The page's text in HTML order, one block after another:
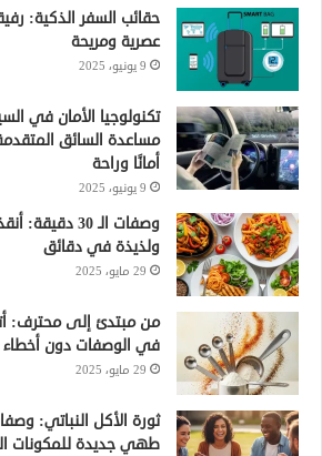
حقائب السفر الذكية:
عصرية ومريحة
9 يونيو، 2025
تكنولوجيا الأمان في
أمانًا وراحة
9 يونيو، 2025
وصفات الـ 30
ولذيذة في دقائق
29 مايو، 2025
من مبتدئ إلى محترف:
في الوصفات دون أخطاء
29 مايو، 2025
ثورة الأكل النباتي:
طهي جديدة للمكونات